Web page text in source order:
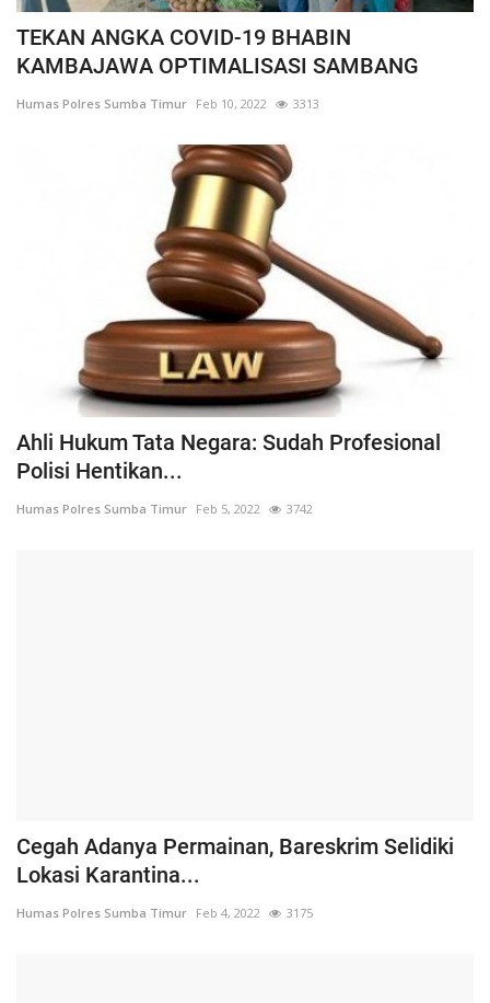
TEKAN ANGKA COVID-19 BHABIN
KAMBAJAWA OPTIMALISASI SAMBANG
Humas Polres Sumba Timur Feb 10, 2022 3313
Ahli Hukum Tata Negara: Sudah Profesional
Polisi Hentikan...
Humas Polres Sumba Timur Feb 5, 2022 3742
Cegah Adanya Permainan, Bareskrim Selidiki
Lokasi Karantina...
Humas Polres Sumba Timur Feb 4, 2022 3175